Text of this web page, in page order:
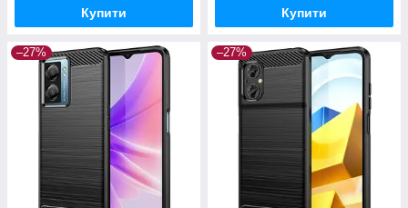
Купити Купити
–27% –27%